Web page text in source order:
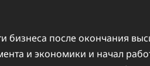
бизнеса после окончания
и экономики и начал